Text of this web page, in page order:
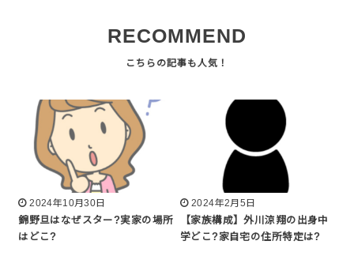
RECOMMEND
2024年10月30日
錦野旦はなぜスター?実家の場所
はどこ?
2024年2月5日
【家族構成】外川涼翔の出身中
学どこ?家自宅の住所特定は?